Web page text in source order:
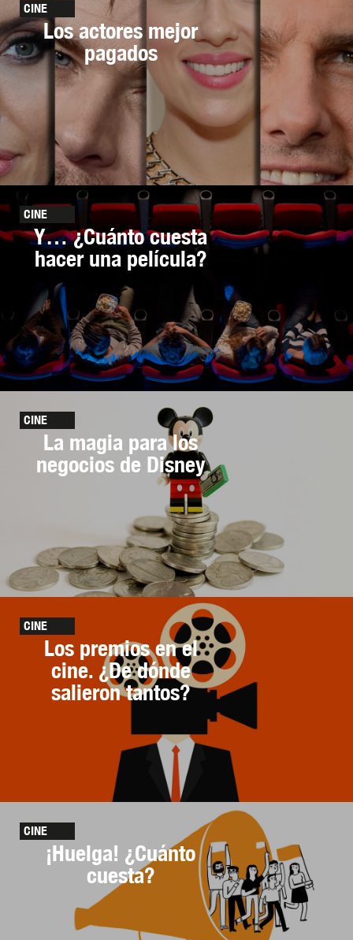
CINE
Los actores mejor
pagados
CINE
Y… ¿Cuánto cuesta
hacer una película?
CINE
La magia para los
negocios de Disney
CINE
Los premios en el
cine. ¿De dónde
salieron tantos?
CINE
¡Huelga! ¿Cuánto
cuesta?